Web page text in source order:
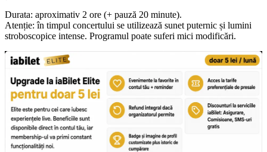
Durata: aproximativ 2 ore (+ pauză 20 minute).
Atenție: în timpul concertului se utilizează sunet puternic și lumini
stroboscopice intense. Programul poate suferi mici modificări.